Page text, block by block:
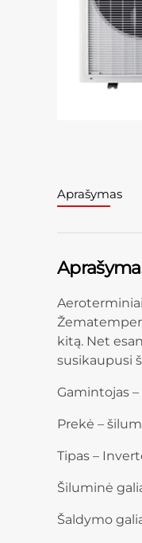
Aprašymas
kitą. Net
susikaupusi
Gamintojas –
Prekė –
Tipas –
Šiluminė
Šaldymo